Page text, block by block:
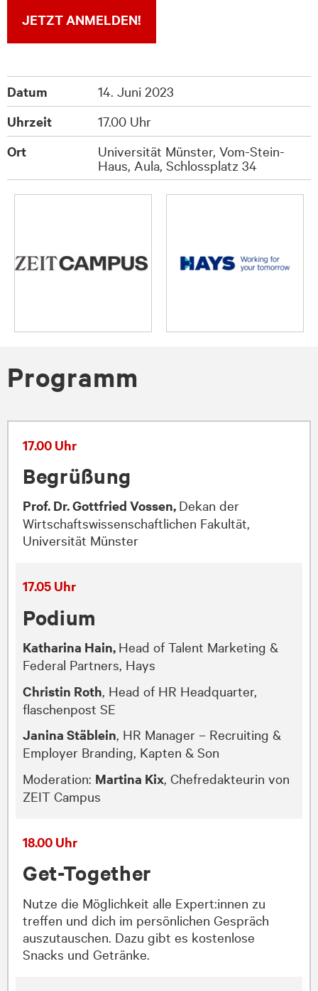
JETZT ANMELDEN!
Datum 14. Juni 2023
Uhrzeit 17.00 Uhr
Ort
Universität Münster, Vom-Stein-
Haus, Aula, Schlossplatz 34
Programm
17.00 Uhr
Begrüßung
Prof. Dr. Gottfried Vossen, Dekan der
Wirtschaftswissenschaftlichen Fakultät,
Universität Münster
17.05 Uhr
Podium
Katharina Hain, Head of Talent Marketing &
Federal Partners, Hays
Christin Roth, Head of HR Headquarter,
flaschenpost SE
Janina Stäblein, HR Manager – Recruiting &
Employer Branding, Kapten & Son
Moderation: Martina Kix, Chefredakteurin von
ZEIT Campus
18.00 Uhr
Get-Together
Nutze die Möglichkeit alle Expert:innen zu
treffen und dich im persönlichen Gespräch
auszutauschen. Dazu gibt es kostenlose
Snacks und Getränke.